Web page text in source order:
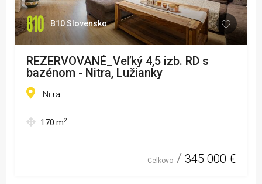
B10 Slovensko
REZERVOVANÉ_Veľký 4,5 izb. RD s
bazénom - Nitra, Lužianky
Nitra
170 m2
Celkovo 345 000 €